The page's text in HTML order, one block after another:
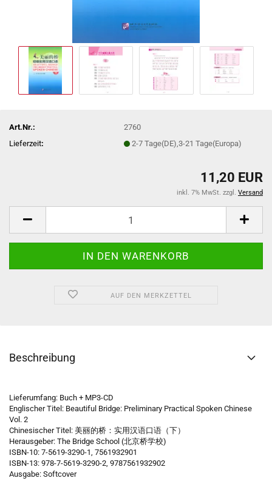
Art.Nr.:
2760
Lieferzeit: 2-7 Tage(DE),3-21 Tage(Europa)
11,20 EUR
inkl. 7% MwSt. zzgl. Versand
AUF DEN MERKZETTEL
Beschreibung
Lieferumfang: Buch + MP3-CD
Englischer Titel: Beautiful Bridge: Preliminary Practical Spoken Chinese
Vol. 2
Chinesischer Titel: 美丽的桥：实用汉语口语（下）
Herausgeber: The Bridge School (北京桥学校)
ISBN-10: 7-5619-3290-1, 7561932901
ISBN-13: 978-7-5619-3290-2, 9787561932902
Ausgabe: Softcover